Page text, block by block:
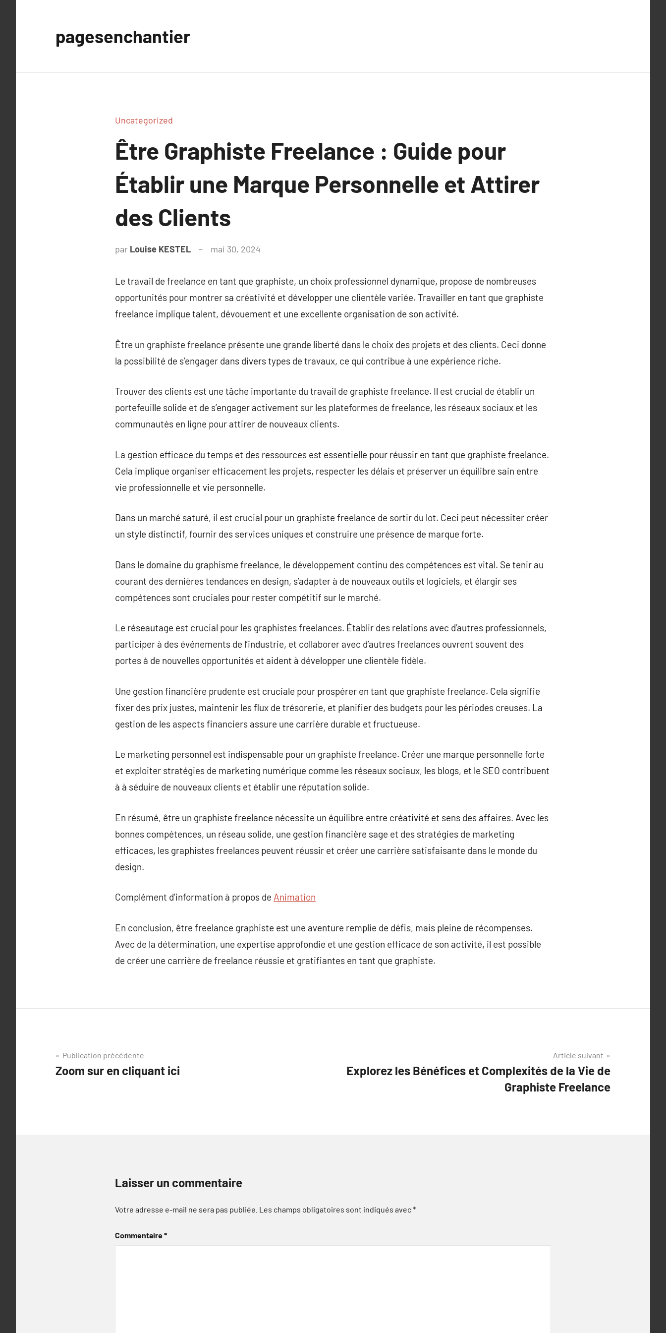
pagesenchantier
Uncategorized
Être Graphiste Freelance : Guide pour
Établir une Marque Personnelle et Attirer
des Clients
par Louise KESTEL mai 30, 2024
Le travail de freelance en tant que graphiste, un choix professionnel dynamique, propose de nombreuses
opportunités pour montrer sa créativité et développer une clientèle variée. Travailler en tant que graphiste
freelance implique talent, dévouement et une excellente organisation de son activité.
Être un graphiste freelance présente une grande liberté dans le choix des projets et des clients. Ceci donne
la possibilité de s’engager dans divers types de travaux, ce qui contribue à une expérience riche.
Trouver des clients est une tâche importante du travail de graphiste freelance. Il est crucial de établir un
portefeuille solide et de s’engager activement sur les plateformes de freelance, les réseaux sociaux et les
communautés en ligne pour attirer de nouveaux clients.
La gestion efficace du temps et des ressources est essentielle pour réussir en tant que graphiste freelance.
Cela implique organiser efficacement les projets, respecter les délais et préserver un équilibre sain entre
vie professionnelle et vie personnelle.
Dans un marché saturé, il est crucial pour un graphiste freelance de sortir du lot. Ceci peut nécessiter créer
un style distinctif, fournir des services uniques et construire une présence de marque forte.
Dans le domaine du graphisme freelance, le développement continu des compétences est vital. Se tenir au
courant des dernières tendances en design, s’adapter à de nouveaux outils et logiciels, et élargir ses
compétences sont cruciales pour rester compétitif sur le marché.
Le réseautage est crucial pour les graphistes freelances. Établir des relations avec d’autres professionnels,
participer à des événements de l’industrie, et collaborer avec d’autres freelances ouvrent souvent des
portes à de nouvelles opportunités et aident à développer une clientèle fidèle.
Une gestion financière prudente est cruciale pour prospérer en tant que graphiste freelance. Cela signifie
fixer des prix justes, maintenir les flux de trésorerie, et planifier des budgets pour les périodes creuses. La
gestion de les aspects financiers assure une carrière durable et fructueuse.
Le marketing personnel est indispensable pour un graphiste freelance. Créer une marque personnelle forte
et exploiter stratégies de marketing numérique comme les réseaux sociaux, les blogs, et le SEO contribuent
à à séduire de nouveaux clients et établir une réputation solide.
En résumé, être un graphiste freelance nécessite un équilibre entre créativité et sens des affaires. Avec les
bonnes compétences, un réseau solide, une gestion financière sage et des stratégies de marketing
efficaces, les graphistes freelances peuvent réussir et créer une carrière satisfaisante dans le monde du
design.
Complément d’information à propos de Animation
En conclusion, être freelance graphiste est une aventure remplie de défis, mais pleine de récompenses.
Avec de la détermination, une expertise approfondie et une gestion efficace de son activité, il est possible
de créer une carrière de freelance réussie et gratifiantes en tant que graphiste.
Navigation
de
Publication précédente
Zoom sur en cliquant ici
Article suivant
Explorez les Bénéfices et Complexités de la Vie de
Graphiste Freelance
Laisser un commentaire
Votre adresse e-mail ne sera pas publiée. Les champs obligatoires sont indiqués avec*
Commentaire*